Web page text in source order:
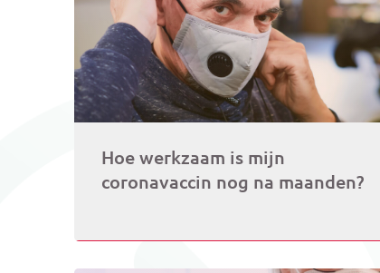
Hoe werkzaam is mijn
coronavaccin nog na maanden?